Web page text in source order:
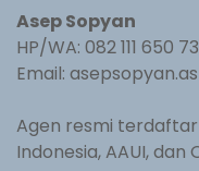
Asep Sopyan
HP/WA: 082 111 650
Email:
Agen resmi terdaftar
Indonesia, AAUI, dan